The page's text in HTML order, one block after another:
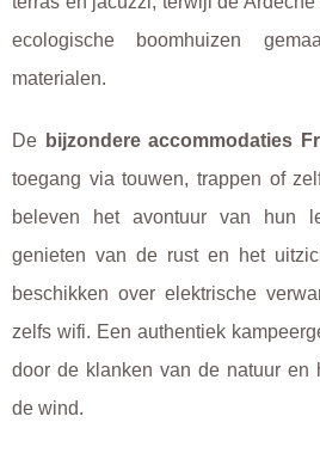
ecologische boomhuizen
materialen.
De bijzondere accommodaties
toegang via touwen, trappen of
beleven het avontuur van hun
genieten van de rust en het
beschikken over elektrische
zelfs wifi. Een authentiek
door de klanken van de natuur en
de wind.